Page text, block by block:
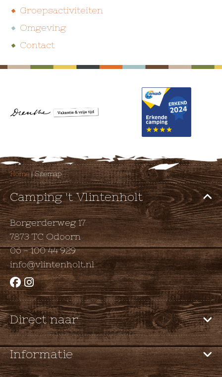
Groepsactiviteiten
Omgeving
Contact
Home|Sitemap
Camping 't Vlintenholt
Borgerderweg 17
7873 TC Odoorn
06 - 100 44 929
info@vlintenholt.nl
Direct naar
Home
Camping
Informatie